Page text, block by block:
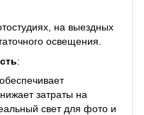
на выездных
освещения.
:
затраты на
свет для фото и